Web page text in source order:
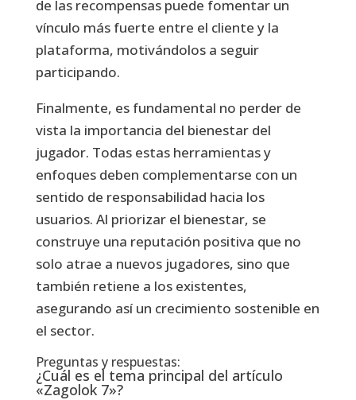
de las recompensas puede fomentar un
vínculo más fuerte entre el cliente y la
plataforma, motivándolos a seguir
participando.
Finalmente, es fundamental no perder de
vista la importancia del bienestar del
jugador. Todas estas herramientas y
enfoques deben complementarse con un
sentido de responsabilidad hacia los
usuarios. Al priorizar el bienestar, se
construye una reputación positiva que no
solo atrae a nuevos jugadores, sino que
también retiene a los existentes,
asegurando así un crecimiento sostenible en
el sector.
Preguntas y respuestas:
¿Cuál es el tema principal del artículo
«Zagolok 7»?